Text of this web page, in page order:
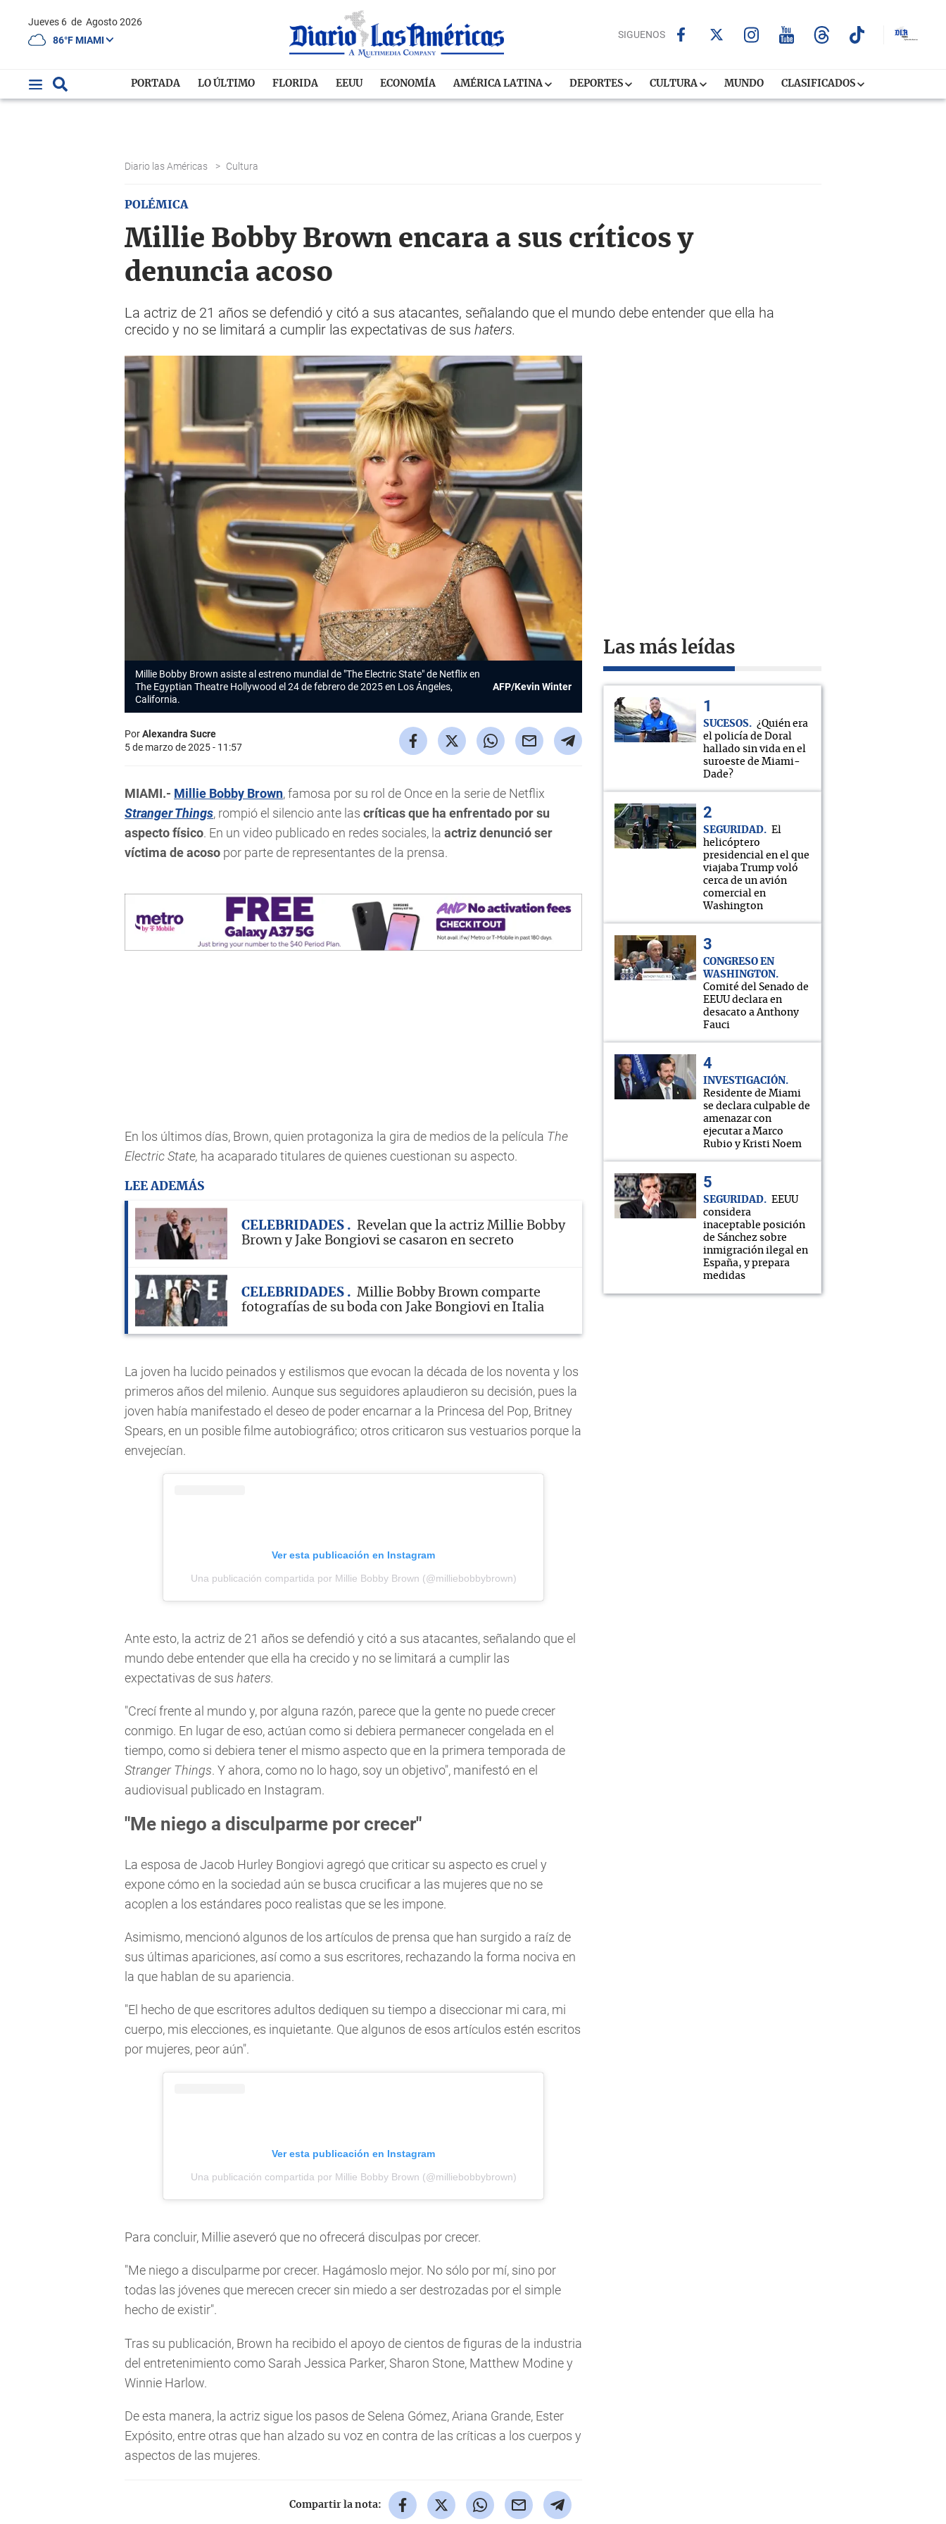
Jueves 6 de Agosto 2026
86°F MIAMI
SIGUENOS
PORTADA LO ÚLTIMO FLORIDA EEUU ECONOMÍA AMÉRICA LATINA DEPORTES CULTURA MUNDO CLASIFICADOS
Diario las Américas > Cultura
POLÉMICA
Millie Bobby Brown encara a sus críticos y
denuncia acoso
La actriz de 21 años se defendió y citó a sus atacantes, señalando que el mundo debe entender que ella ha
crecido y no se limitará a cumplir las expectativas de sus haters.
Millie Bobby Brown asiste al estreno mundial de "The Electric State" de Netflix en
The Egyptian Theatre Hollywood el 24 de febrero de 2025 en Los Ángeles,
California.
AFP/Kevin Winter
PorAlexandra Sucre
5 de marzo de 2025 - 11:57
MIAMI.- Millie Bobby Brown, famosa por su rol de Once en la serie de Netflix
Stranger Things, rompió el silencio ante las críticas que ha enfrentado por su
aspecto físico. En un video publicado en redes sociales, la actrizdenunció ser
víctima de acoso por parte de representantes de la prensa.
En los últimos días, Brown, quien protagoniza la gira de medios de la película The
Electric State, ha acaparado titulares de quienes cuestionan su aspecto.
LEE ADEMÁS
CELEBRIDADES
Revelan que la actriz Millie Bobby
Brown y Jake Bongiovi se casaron en secreto
CELEBRIDADES
Millie Bobby Brown comparte
fotografías de su boda con Jake Bongiovi en Italia
La joven ha lucido peinados y estilismos que evocan la década de los noventa y los
primeros años del milenio. Aunque sus seguidores aplaudieron su decisión, pues la
joven había manifestado el deseo de poder encarnar a la Princesa del Pop, Britney
Spears, en un posible filme autobiográfico; otros criticaron sus vestuarios porque la
envejecían.
Ver esta publicación en Instagram
Una publicación compartida por Millie Bobby Brown (@milliebobbybrown)
Ante esto, la actriz de 21 años se defendió y citó a sus atacantes, señalando que el
mundo debe entender que ella ha crecido y no se limitará a cumplir las
expectativas de sus haters.
"Crecí frente al mundo y, por alguna razón, parece que la gente no puede crecer
conmigo. En lugar de eso, actúan como si debiera permanecer congelada en el
tiempo, como si debiera tener el mismo aspecto que en la primera temporada de
Stranger Things. Y ahora, como no lo hago, soy un objetivo", manifestó en el
audiovisual publicado en Instagram.
"Me niego a disculparme por crecer"
La esposa de Jacob Hurley Bongiovi agregó que criticar su aspecto es cruel y
expone cómo en la sociedad aún se busca crucificar a las mujeres que no se
acoplen a los estándares poco realistas que se les impone.
Asimismo, mencionó algunos de los artículos de prensa que han surgido a raíz de
sus últimas apariciones, así como a sus escritores, rechazando la forma nociva en
la que hablan de su apariencia.
"El hecho de que escritores adultos dediquen su tiempo a diseccionar mi cara, mi
cuerpo, mis elecciones, es inquietante. Que algunos de esos artículos estén escritos
por mujeres, peor aún".
Ver esta publicación en Instagram
Una publicación compartida por Millie Bobby Brown (@milliebobbybrown)
Para concluir, Millie aseveró que no ofrecerá disculpas por crecer.
"Me niego a disculparme por crecer. Hagámoslo mejor. No sólo por mí, sino por
todas las jóvenes que merecen crecer sin miedo a ser destrozadas por el simple
hecho de existir".
Tras su publicación, Brown ha recibido el apoyo de cientos de figuras de la industria
del entretenimiento como Sarah Jessica Parker, Sharon Stone, Matthew Modine y
Winnie Harlow.
De esta manera, la actriz sigue los pasos de Selena Gómez, Ariana Grande, Ester
Expósito, entre otras que han alzado su voz en contra de las críticas a los cuerpos y
aspectos de las mujeres.
Compartir la nota:
Las más leídas
SUCESOS
¿Quién era
el policía de Doral
hallado sin vida en el
suroeste de Miami-
Dade?
SEGURIDAD
El
helicóptero
presidencial en el que
viajaba Trump voló
cerca de un avión
comercial en
Washington
CONGRESO EN
WASHINGTON
Comité del Senado de
EEUU declara en
desacato a Anthony
Fauci
INVESTIGACIÓN
Residente de Miami
se declara culpable de
amenazar con
ejecutar a Marco
Rubio y Kristi Noem
SEGURIDAD
EEUU
considera
inaceptable posición
de Sánchez sobre
inmigración ilegal en
España, y prepara
medidas